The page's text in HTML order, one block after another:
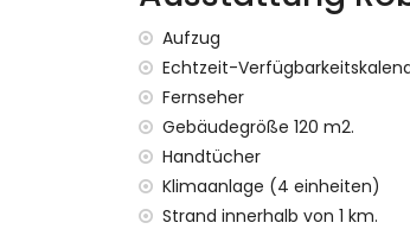
Aufzug
Echtzeit-
Fernseher
Gebäudegröße 120 m2.
Handtücher
Klimaanlage (4 einheiten)
Strand innerhalb von 1 km.